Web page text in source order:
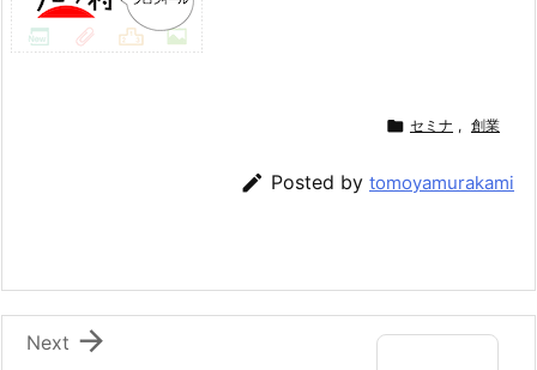
 セミナ , 創業
 Posted by tomoyamurakami

Next